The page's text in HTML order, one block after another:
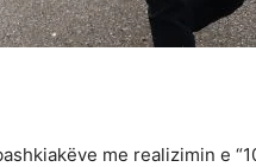
me realizimin e